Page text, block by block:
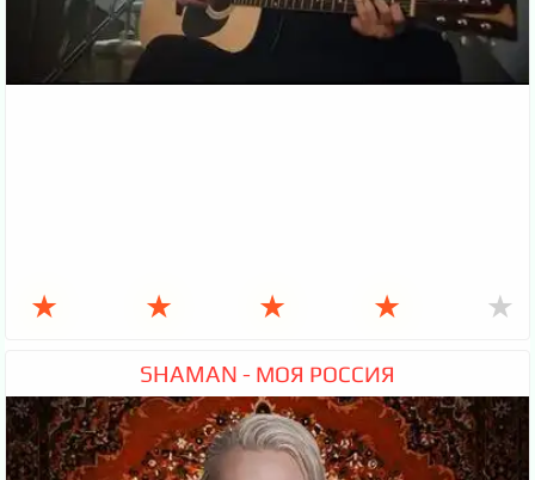
★ ★ ★ ★ ★
SHAMAN - МОЯ РОССИЯ